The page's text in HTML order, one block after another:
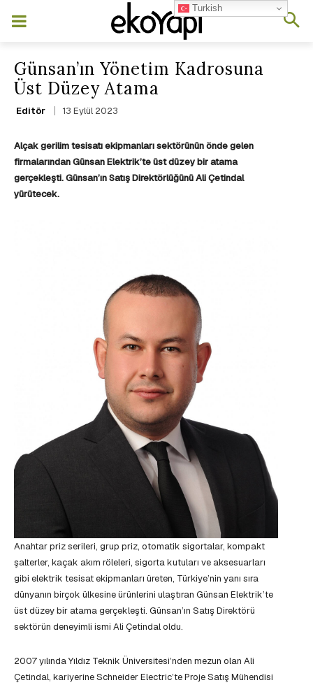
Günsan’ın Yönetim Kadrosuna
Üst Düzey Atama
Editör 13 Eylül 2023
Alçak gerilim tesisatı ekipmanları sektörünün önde gelen
firmalarından Günsan Elektrik’te üst düzey bir atama
gerçekleşti. Günsan’ın Satış Direktörlüğünü Ali Çetindal
yürütecek.
Anahtar priz serileri, grup priz, otomatik sigortalar, kompakt
şalterler, kaçak akım röleleri, sigorta kutuları ve aksesuarları
gibi elektrik tesisat ekipmanları üreten, Türkiye’nin yanı sıra
dünyanın birçok ülkesine ürünlerini ulaştıran Günsan Elektrik’te
üst düzey bir atama gerçekleşti. Günsan’ın Satış Direktörü
sektörün deneyimli ismi Ali Çetindal oldu.
2007 yılında Yıldız Teknik Üniversitesi’nden mezun olan Ali
Çetindal, kariyerine Schneider Electric’te Proje Satış Mühendisi
Turkish